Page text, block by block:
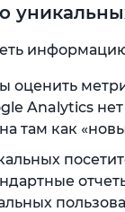
оценить
Analytics
там как